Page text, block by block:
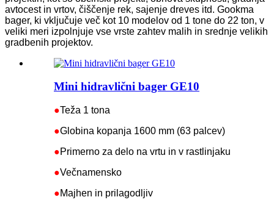
avtocest in vrtov, čiščenje rek, sajenje dreves itd. Gookma
bager, ki vključuje več kot 10 modelov od 1 tone do 22 ton, v
veliki meri izpolnjuje vse vrste zahtev malih in srednje velikih
gradbenih projektov.
Mini hidravlični bager GE10
●Teža 1 tona
●Globina kopanja 1600 mm (63 palcev)
●Primerno za delo na vrtu in v rastlinjaku
●Večnamensko
●Majhen in prilagodljiv